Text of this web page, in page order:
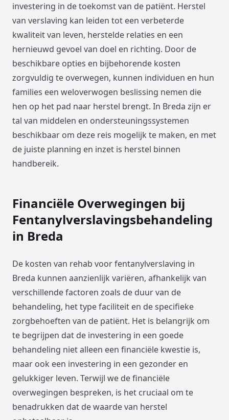
investering in de toekomst van de patiënt. Herstel
van verslaving kan leiden tot een verbeterde
kwaliteit van leven, herstelde relaties en een
hernieuwd gevoel van doel en richting. Door de
beschikbare opties en bijbehorende kosten
zorgvuldig te overwegen, kunnen individuen en hun
families een weloverwogen beslissing nemen die
hen op het pad naar herstel brengt. In Breda zijn er
tal van middelen en ondersteuningssystemen
beschikbaar om deze reis mogelijk te maken, en met
de juiste planning en inzet is herstel binnen
handbereik.
Financiële Overwegingen bij
Fentanylverslavingsbehandeling
in Breda
De kosten van rehab voor fentanylverslaving in
Breda kunnen aanzienlijk variëren, afhankelijk van
verschillende factoren zoals de duur van de
behandeling, het type faciliteit en de specifieke
zorgbehoeften van de patiënt. Het is belangrijk om
te begrijpen dat de investering in een goede
behandeling niet alleen een financiële kwestie is,
maar ook een investering in een gezonder en
gelukkiger leven. Terwijl we de financiële
overwegingen bespreken, is het cruciaal om te
benadrukken dat de waarde van herstel